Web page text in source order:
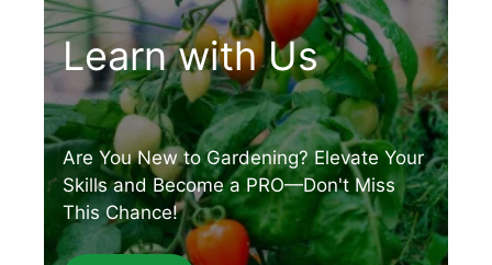
Learn with Us
Are You New to Gardening? Elevate Your
Skills and Become a PRO—Don't Miss
This Chance!